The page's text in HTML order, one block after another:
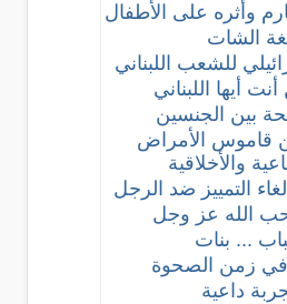
وأثره على الأطفال
الشات
للشعب اللبناني‏
أيها اللبناني
بين الجنسين
قاموس الأمراض
والأخلاقية
التمييز ضد الرجل
الله عز وجل
... بنات
زمن الصحوة
داعية